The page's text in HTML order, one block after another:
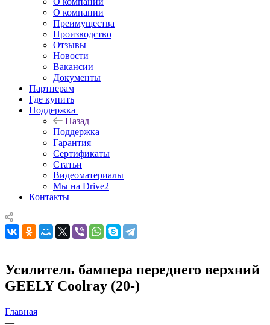
О компании
Преимущества
Производство
Отзывы
Новости
Вакансии
Документы
Партнерам
Где купить
Поддержка
Назад
Поддержка
Гарантия
Сертификаты
Статьи
Видеоматериалы
Мы на Drive2
Контакты
Усилитель бампера переднего верхний
GEELY Coolray (20-)
Главная
—